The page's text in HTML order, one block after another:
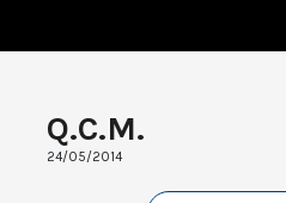
Q.C.M.
24/05/2014